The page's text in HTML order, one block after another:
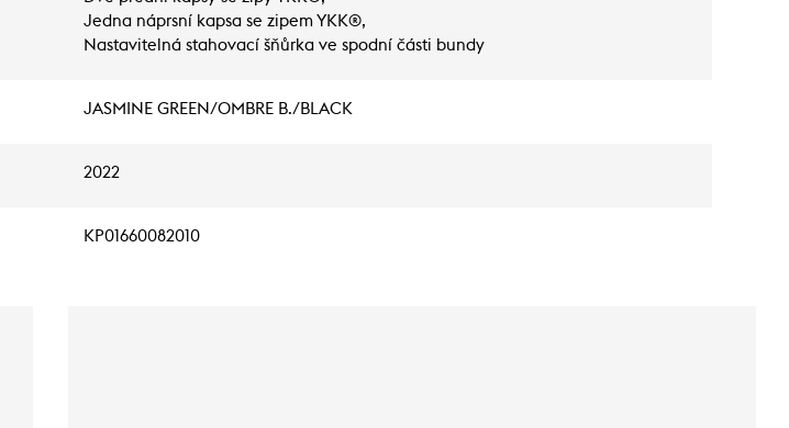
Jedna náprsní kapsa se zipem YKK®,
Nastavitelná stahovací šňůrka ve spodní části bundy
JASMINE GREEN/OMBRE B./BLACK
2022
KP01660082010